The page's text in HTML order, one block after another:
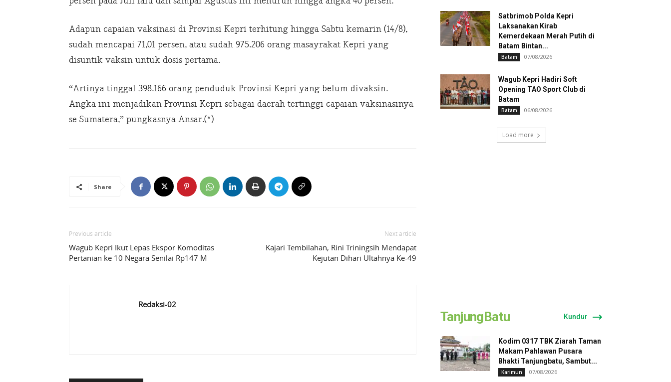
Adapun capaian vaksinasi di Provinsi Kepri terhitung hingga Sabtu kemarin (14/8),
sudah mencapai 71,01 persen, atau sudah 975.206 orang masayrakat Kepri yang
disuntik vaksin untuk dosis pertama.
“Artinya tinggal 398.166 orang penduduk Provinsi Kepri yang belum divaksin.
Angka ini menjadikan Provinsi Kepri sebagai daerah tertinggi capaian vaksinasinya
se Sumatera,” pungkasnya Ansar.(*)
Share
Previous article
Wagub Kepri Ikut Lepas Ekspor Komoditas
Pertanian ke 10 Negara Senilai Rp147 M
Next article
Kajari Tembilahan, Rini Triningsih Mendapat
Kejutan Dihari Ultahnya Ke-49
Redaksi-02
Satbrimob Polda Kepri
Laksanakan Kirab
Kemerdekaan Merah Putih di
Batam Bintan...
Batam 07/08/2026
Wagub Kepri Hadiri Soft
Opening TAO Sport Club di
Batam
Batam 06/08/2026
Load more
TanjungBatu Kundur
Kodim 0317 TBK Ziarah Taman
Makam Pahlawan Pusara
Bhakti Tanjungbatu, Sambut...
Karimun 07/08/2026